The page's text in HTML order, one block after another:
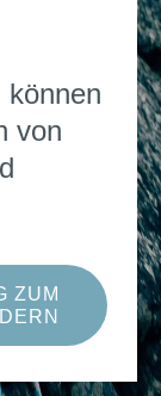
können
von
ZUM